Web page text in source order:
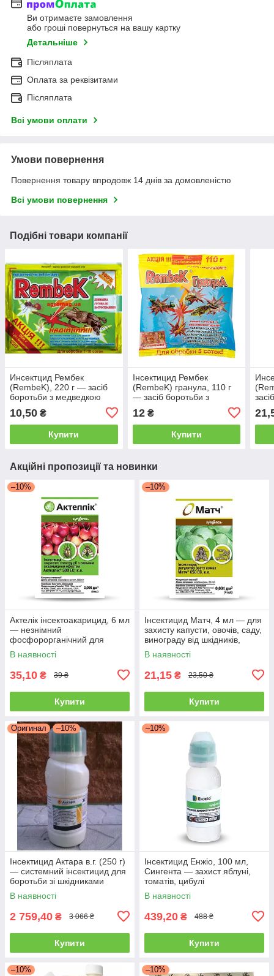
Ви отримаєте замовлення
або гроші повернуться на вашу картку
Детальніше
Післяплата
Оплата за реквізитами
Післяплата
Всі умови оплати
Умови повернення
Повернення товару впродовж 14 днів за домовленістю
Всі умови повернення
Подібні товари компанії
Инсектцид Рембек
(RembeK), 220 г — засіб
боротьби з медведкою
10,50 ₴
Купити
Інсектицид Рембек
(RembeK) гранула, 110 г
— засіб боротьби з
12₴
Купити
Акційні пропозиції та новинки
–10%
Актелік інсектоакарицид, 6 мл
— незнімний
фосфорорганічний для
знищення шкідників,
Syngenta
В наявності
35,10 ₴ 39 ₴
Купити
–10%
Інсектицид Матч, 4 мл — для
захисту капусти, овочів, саду,
винограду від шкідників,
В наявності
21,15 ₴ 23,50 ₴
Купити
Оригинал –10%
Інсектицид Актара в.г. (250 г)
— системний інсектицид для
боротьби зі шкідниками
овочів і саду
В наявності
2 759,40 ₴ 3 066 ₴
Купити
–10%
Інсектицид Енжіо, 100 мл,
Сингента — захист яблуні,
томатів, цибулі
В наявності
439,20 ₴ 488 ₴
Купити
–10% –10%